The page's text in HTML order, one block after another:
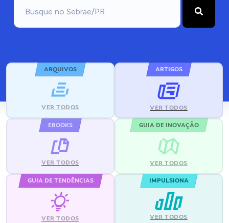
ARQUIVOS
VER TODOS
ARTIGOS
VER TODOS
EBOOKS
VER TODOS
GUIA DE INOVAÇÃO
VER TODOS
GUIA DE TENDÊNCIAS
VER TODOS
IMPULSIONA
VER TODOS